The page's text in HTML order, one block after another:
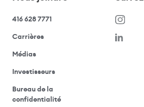
416 628 7771
Carrières(s’ouvre dans une nouvelle
Médias(ouvre votre application de
Investisseurs(ouvre votre application de
Bureau de la
confidentialité(ouvre votre application